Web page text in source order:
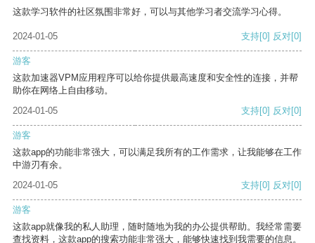
这款学习软件的社区氛围非常好，可以与其他学习者交流学习心得。
2024-01-05 支持[0] 反对[0]
游客
这款加速器VPM应用程序可以给你提供最高速度和安全性的连接，并帮
助你在网络上自由移动。
2024-01-05
支持[0] 反对[0]
游客
这款app的功能非常强大，可以满足我所有的工作需求，让我能够在工作
中游刃有余。
2024-01-05
支持[0] 反对[0]
游客
这款app就像我的私人助理，随时随地为我的办公提供帮助。我经常需要
查找资料，这款app的搜索功能非常强大，能够快速找到我需要的信息。